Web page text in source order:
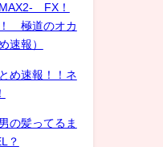
FX！
極道のオカ
速報）
め速報！！ネ
の髪ってるま
？